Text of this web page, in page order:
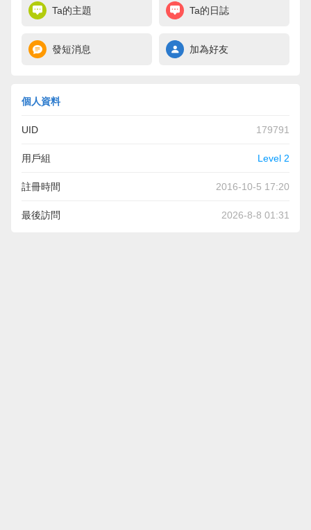
Ta的主題 Ta的日誌
發短消息 加為好友
個人資料
UID 179791
用戶組 Level 2
註冊時間 2016-10-5 17:20
最後訪問 2026-8-8 01:31